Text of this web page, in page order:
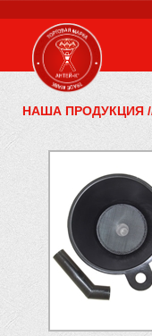
НАША ПРОДУКЦИЯ